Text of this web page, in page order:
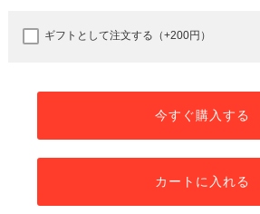
ギフトとして注文する（+200円）
今すぐ購入する
カートに入れる